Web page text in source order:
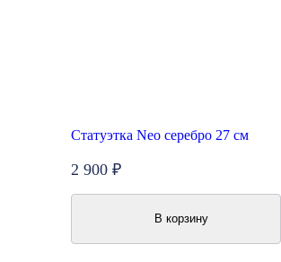
Статуэтка Neo серебро 27 см
2 900 ₽
В корзину